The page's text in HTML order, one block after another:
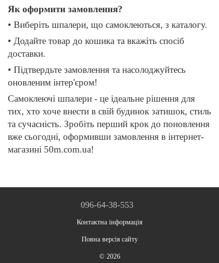
Як оформити замовлення?
• Виберіть шпалери, що самоклеються, з каталогу.
• Додайте товар до кошика та вкажіть спосіб
доставки.
• Підтвердьте замовлення та насолоджуйтесь
оновленим інтер'єром!
Самоклеючі шпалери - це ідеальне рішення для
тих, хто хоче внести в свій будинок затишок, стиль
та сучасність. Зробіть перший крок до поновлення
вже сьогодні, оформивши замовлення в інтернет-
магазині 50m.com.ua!
096-64-38-553
Контактна інформація
Повна версія сайту
© 2026